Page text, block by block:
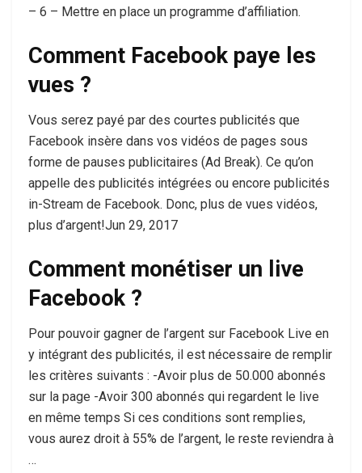
– 6 – Mettre en place un programme d’affiliation.
Comment Facebook paye les
vues ?
Vous serez payé par des courtes publicités que
Facebook insère dans vos vidéos de pages sous
forme de pauses publicitaires (Ad Break). Ce qu’on
appelle des publicités intégrées ou encore publicités
in-Stream de Facebook. Donc, plus de vues vidéos,
plus d’argent!Jun 29, 2017
Comment monétiser un live
Facebook ?
Pour pouvoir gagner de l’argent sur Facebook Live en
y intégrant des publicités, il est nécessaire de remplir
les critères suivants : -Avoir plus de 50.000 abonnés
sur la page -Avoir 300 abonnés qui regardent le live
en même temps Si ces conditions sont remplies,
vous aurez droit à 55% de l’argent, le reste reviendra à
…